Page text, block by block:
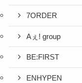
7ORDER
Aぇ! group
BE:FIRST
ENHYPEN